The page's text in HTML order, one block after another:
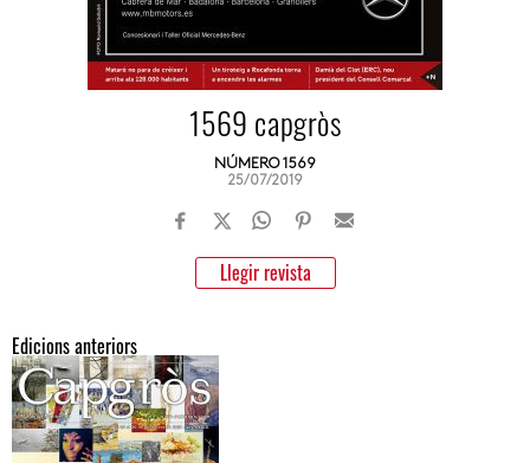
1569 capgròs
NÚMERO 1569
25/07/2019
Llegir revista
Edicions anteriors